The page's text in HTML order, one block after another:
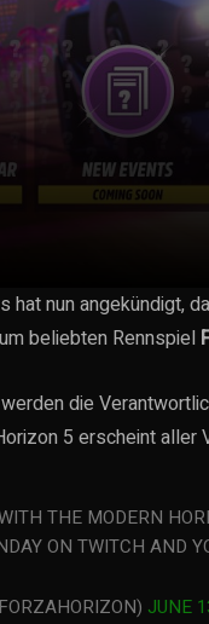
hat nun angekündigt,
beliebten Rennspiel
die
5 erscheint aller
THE MODERN
ON TWITCH AND
JUNE